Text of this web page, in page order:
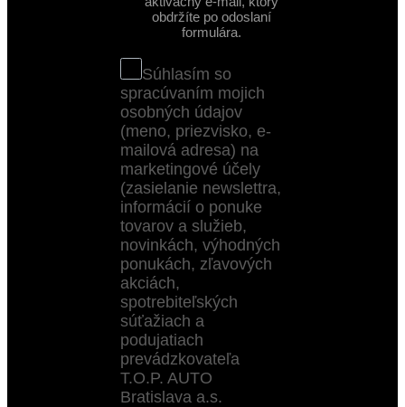
obdržíte po odoslaní
formulára.
Súhlasím so
spracúvaním mojich
osobných údajov
(meno, priezvisko, e-
mailová adresa) na
marketingové účely
(zasielanie newslettra,
informácií o ponuke
tovarov a služieb,
novinkách, výhodných
ponukách, zľavových
akciách,
spotrebiteľských
súťažiach a
podujatiach
prevádzkovateľa
T.O.P. AUTO
Bratislava a.s.